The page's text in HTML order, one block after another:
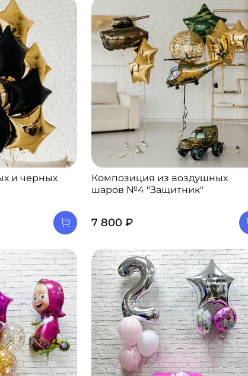
и черных
Композиция из воздушных
шаров №4 "Защитник"
7 800 ₽